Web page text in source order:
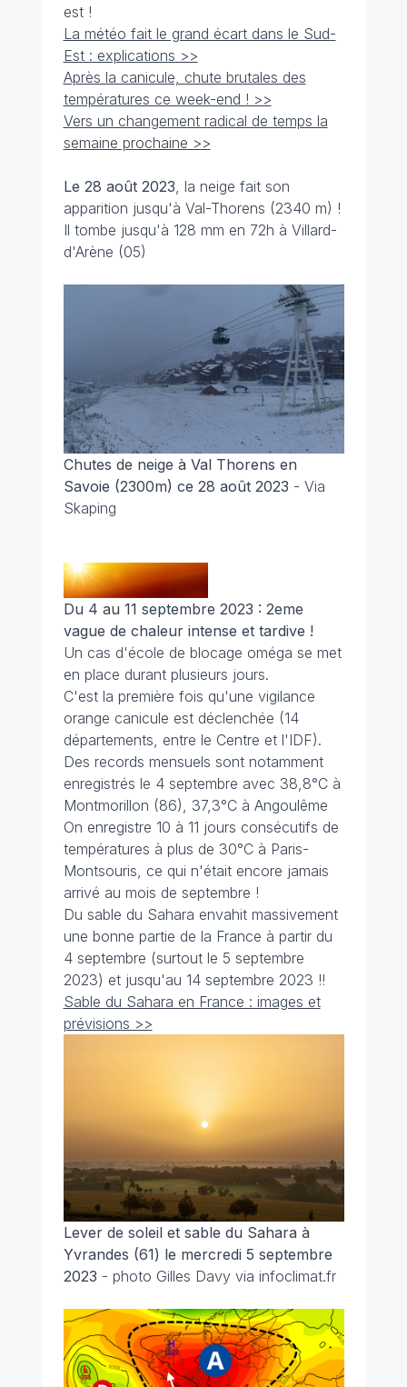
est !
La météo fait le grand écart dans le Sud-
Est : explications >>
Après la canicule, chute brutales des
températures ce week-end ! >>
Vers un changement radical de temps la
semaine prochaine >>
Le 28 août 2023 , la neige fait son
apparition jusqu'à Val-Thorens (2340 m) !
Il tombe jusqu'à 128 mm en 72h à Villard-
d'Arène (05)
Chutes de neige à Val Thorens en
Savoie (2300m) ce 28 août 2023 - Via
Skaping
Du 4 au 11 septembre 2023 : 2eme
vague de chaleur intense et tardive !
Un cas d'école de blocage oméga se met
en place durant plusieurs jours.
C'est la première fois qu'une vigilance
orange canicule est déclenchée (14
départements, entre le Centre et l'IDF).
Des records mensuels sont notamment
enregistrés le 4 septembre avec 38,8°C à
Montmorillon (86), 37,3°C à Angoulême
On enregistre 10 à 11 jours consécutifs de
températures à plus de 30°C à Paris-
Montsouris, ce qui n'était encore jamais
arrivé au mois de septembre !
Du sable du Sahara envahit massivement
une bonne partie de la France à partir du
4 septembre (surtout le 5 septembre
2023) et jusqu'au 14 septembre 2023 !!
Sable du Sahara en France : images et
prévisions >>
Lever de soleil et sable du Sahara à
Yvrandes (61) le mercredi 5 septembre
2023 - photo Gilles Davy via infoclimat.fr